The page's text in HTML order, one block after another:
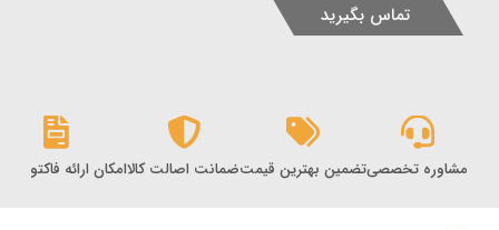
تماس بگیرید
مشاوره تخصصیتضمین بهترین قیمتضمانت اصالت کالاامکان ارائه فاکتور